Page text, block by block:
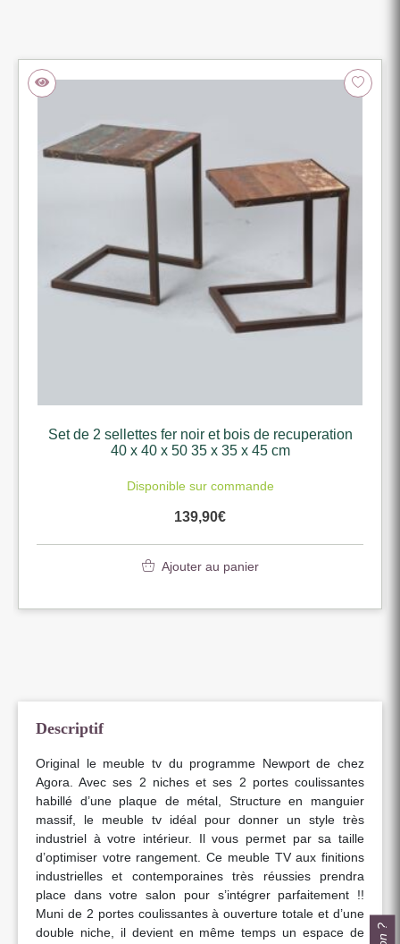
Set de 2 sellettes fer noir et bois de recuperation
40 x 40 x 50 35 x 35 x 45 cm
Disponible sur commande
139,90€
Ajouter au panier
Descriptif
Original le meuble tv du programme Newport de chez
Agora. Avec ses 2 niches et ses 2 portes coulissantes
habillé d’une plaque de métal, Structure en manguier
massif, le meuble tv idéal pour donner un style très
industriel à votre intérieur. Il vous permet par sa taille
d’optimiser votre rangement. Ce meuble TV aux finitions
industrielles et contemporaines très réussies prendra
place dans votre salon pour s’intégrer parfaitement !!
Muni de 2 portes coulissantes à ouverture totale et d’une
double niche, il devient en même temps un espace de